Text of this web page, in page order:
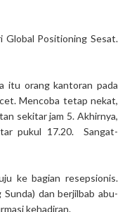
Global Positioning Sesat.
itu orang kantoran pada
Mencoba tetap nekat,
sekitar jam 5. Akhirnya,
pukul 17.20. Sangat-
ke bagian resepsionis.
Sunda) dan berjilbab abu-
kehadiran.